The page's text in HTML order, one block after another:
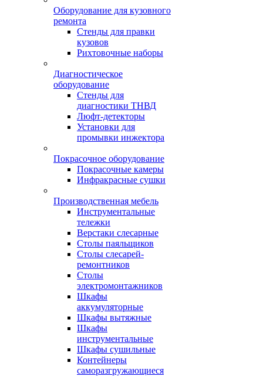
Оборудование для кузовного
ремонта
Стенды для правки
кузовов
Рихтовочные наборы
Диагностическое
оборудование
Стенды для
диагностики ТНВД
Люфт-детекторы
Установки для
промывки инжектора
Покрасочное оборудование
Покрасочные камеры
Инфракрасные сушки
Производственная мебель
Инструментальные
тележки
Верстаки слесарные
Столы паяльщиков
Столы слесарей-
ремонтников
Столы
электромонтажников
Шкафы
аккумуляторные
Шкафы вытяжные
Шкафы
инструментальные
Шкафы сушильные
Контейнеры
саморазгружающиеся